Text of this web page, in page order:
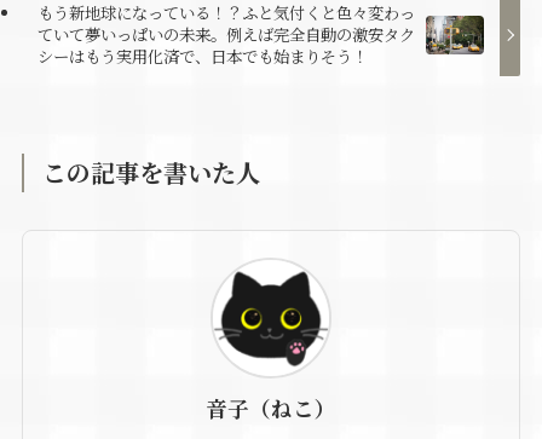
もう新地球になっている！？ふと気付くと色々変わっ
ていて夢いっぱいの未来。例えば完全自動の激安タク
シーはもう実用化済で、日本でも始まりそう！
この記事を書いた人
音子（ねこ）